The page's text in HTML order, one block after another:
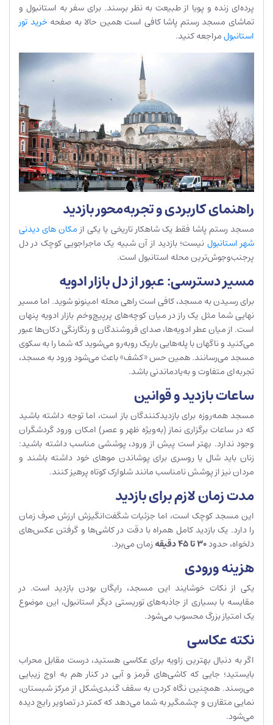
پرده‌ای زنده و پویا از طبیعت به نظر برسند. برای سفر به استانبول و
تماشای مسجد رستم پاشا کافی است همین حالا به صفحه خرید تور
استانبولمراجعه کنید.
راهنمای کاربردی و تجربه‌محور بازدید
مسجد رستم پاشا فقط یک شاهکار تاریخی یا یکی ازمکان های دیدنی
شهر استانبول نیست؛ بازدید از آن شبیه یک ماجراجویی کوچک در دل
پرجنب‌وجوش‌ترین محله استانبول است.
مسیر دسترسی: عبور از دل بازار ادویه
برای رسیدن به مسجد، کافی است راهی محله امینونو شوید. اما مسیر
نهایی شما مثل یک راز در میان کوچه‌های پرپیچ‌وخم بازار ادویه پنهان
است. از میان عطر ادویه‌ها، صدای فروشندگان و رنگارنگی دکان‌ها عبور
می‌کنید و ناگهان با پله‌هایی باریک روبه‌رو می‌شوید که شما را به سکوی
مسجد می‌رسانند. همین حس «کشف» باعث می‌شود ورود به مسجد،
تجربه‌ای متفاوت و به‌یادماندنی باشد.
ساعات بازدید و قوانین
مسجد همه‌روزه برای بازدیدکنندگان باز است، اما توجه داشته باشید
که در ساعات برگزاری نماز (به‌ویژه ظهر و عصر) امکان ورود گردشگران
وجود ندارد. بهتر است پیش از ورود، پوششی مناسب داشته باشید:
زنان باید شال یا روسری برای پوشاندن موهای خود داشته باشند و
مردان نیز از پوشش نامناسب مانند شلوارک کوتاه پرهیز کنند.
مدت زمان لازم برای بازدید
این مسجد کوچک است، اما جزئیات شگفت‌انگیزش ارزش صرف زمان
را دارد. یک بازدید کامل همراه با دقت در کاشی‌ها و گرفتن عکس‌های
دلخواه، حدود۳۰تا۴۵دقیقهزمان می‌برد.
هزینه ورودی
یکی از نکات خوشایند این مسجد، رایگان بودن بازدید است. در
مقایسه با بسیاری از جاذبه‌های توریستی دیگر استانبول، این موضوع
یک امتیاز بزرگ محسوب می‌شود.
نکته عکاسی
اگر به دنبال بهترین زاویه برای عکاسی هستید، درست مقابل محراب
بایستید؛ جایی که کاشی‌های قرمز و آبی در کنار هم به اوج زیبایی
می‌رسند. همچنین نگاه کردن به سقف گنبدی‌شکل از مرکز شبستان،
نمایی متقارن و چشمگیر به شما می‌دهد که کمتر در تصاویر رایج دیده
می‌شود.